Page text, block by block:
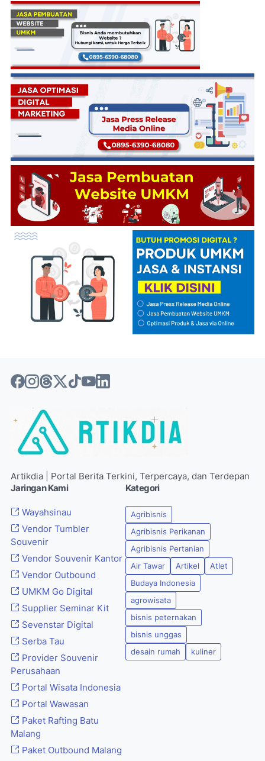
Artikdia | Portal Berita Terkini, Terpercaya, dan Terdepan
Jaringan Kami
Wayahsinau
Vendor Tumbler
Souvenir
Vendor Souvenir Kantor
Vendor Outbound
UMKM Go Digital
Supplier Seminar Kit
Sevenstar Digital
Serba Tau
Provider Souvenir
Perusahaan
Portal Wisata Indonesia
Portal Wawasan
Paket Rafting Batu
Malang
Paket Outbound Malang
Kategori
Agribisnis
Agribisnis Perikanan
Agribisnis Pertanian
Air Tawar
Artikel
Atlet
Budaya Indonesia
agrowisata
bisnis peternakan
bisnis unggas
desain rumah
kuliner